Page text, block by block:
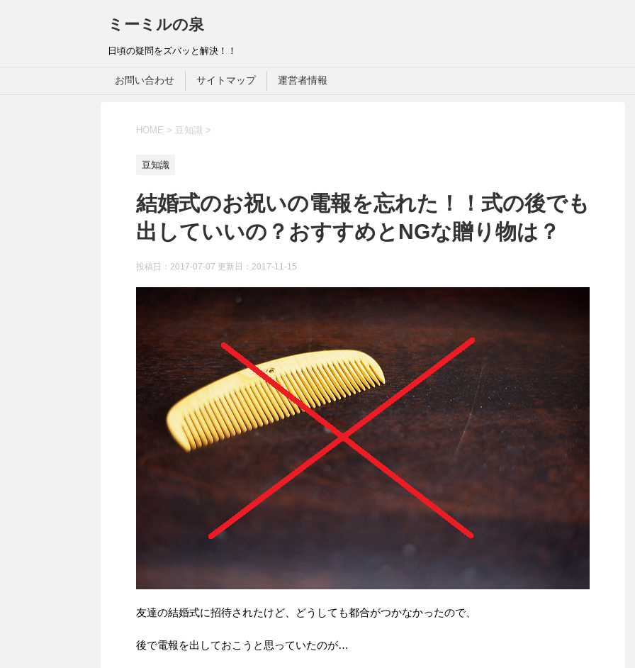
ミーミルの泉
日頃の疑問をズバッと解決！！
お問い合わせ サイトマップ 運営者情報
HOME > 豆知識 >
豆知識
結婚式のお祝いの電報を忘れた！！式の後でも
出していいの？おすすめとNGな贈り物は？
投稿日：2017-07-07 更新日： 2017-11-15
友達の結婚式に招待されたけど、どうしても都合がつかなかったので、
後で電報を出しておこうと思っていたのが…